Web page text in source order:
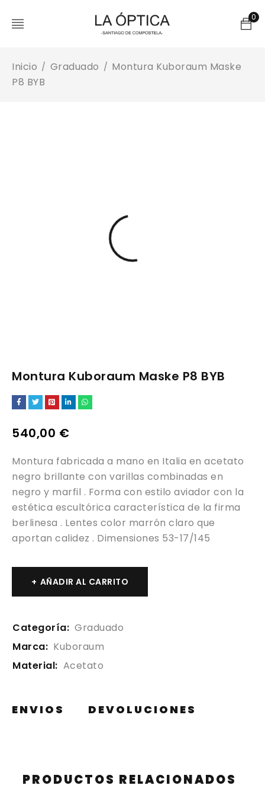
0
Inicio / Graduado / Montura Kuboraum Maske
P8 BYB
Montura Kuboraum Maske P8 BYB
540,00 €
Montura fabricada a mano en Italia en acetato
negro brillante con varillas combinadas en
negro y marfil . Forma con estilo aviador con la
estética escultórica característica de la firma
berlinesa . Lentes color marrón claro que
aportan calidez . Dimensiones 53-17/145
AÑADIR AL CARRITO
Categoría: Graduado
Marca: Kuboraum
Material: Acetato
ENVIOS DEVOLUCIONES
PRODUCTOS RELACIONADOS